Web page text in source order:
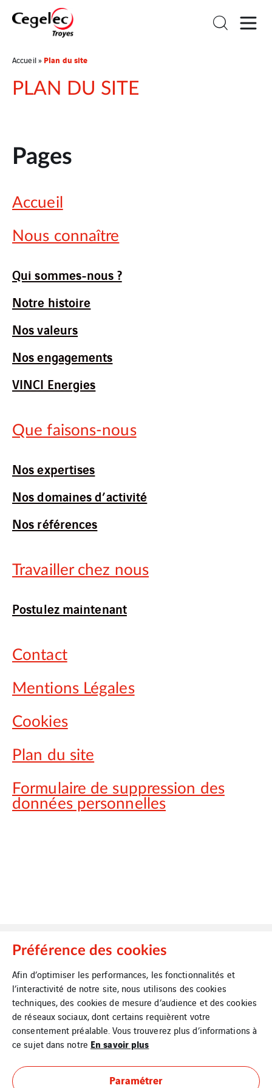
Accueil» Plan du site
PLAN DU SITE
Pages
Accueil
Nous connaître
Qui sommes-nous ?
Notre histoire
Nos valeurs
Nos engagements
VINCI Energies
Que faisons-nous
Nos expertises
Nos domaines d’activité
Nos références
Travailler chez nous
Postulez maintenant
Contact
Mentions Légales
Cookies
Plan du site
Formulaire de suppression des
données personnelles
Mentions Légales Cookies
Plan du site
Préférence des cookies
Afin d’optimiser les performances, les fonctionnalités et
l’interactivité de notre site, nous utilisons des cookies
techniques, des cookies de mesure d’audience et des cookies
de réseaux sociaux, dont certains requièrent votre
consentement préalable. Vous trouverez plus d’informations à
ce sujet dans notre En savoir plus
Paramétrer